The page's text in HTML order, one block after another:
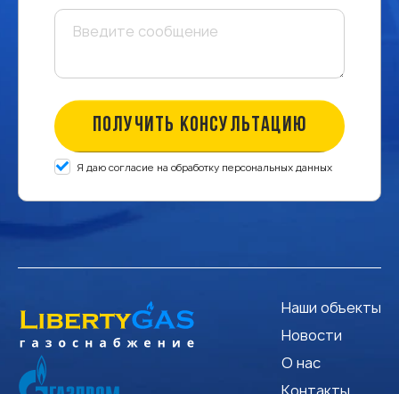
ПОЛУЧИТЬ КОНСУЛЬТАЦИЮ
Я даю согласие на обработку персональных данных
Наши объекты
Новости
О нас
Контакты